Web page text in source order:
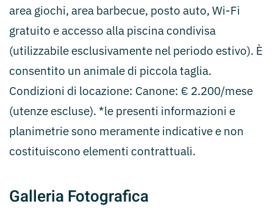
area giochi, area barbecue, posto auto, Wi-Fi
gratuito e accesso alla piscina condivisa
(utilizzabile esclusivamente nel periodo estivo). È
consentito un animale di piccola taglia.
Condizioni di locazione: Canone: € 2.200/mese
(utenze escluse). *le presenti informazioni e
planimetrie sono meramente indicative e non
costituiscono elementi contrattuali.
Galleria Fotografica